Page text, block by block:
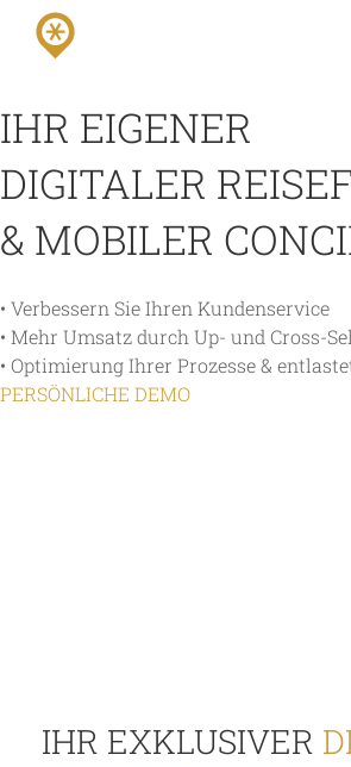
IHR EIGENER
DIGITALER
& MOBILER
• Verbessern Sie Ihren Kundenservice
• Mehr Umsatz durch Up- und Cross-
• Optimierung Ihrer Prozesse &
PERSÖNLICHE DEMO
IHR EXKLUSIVER